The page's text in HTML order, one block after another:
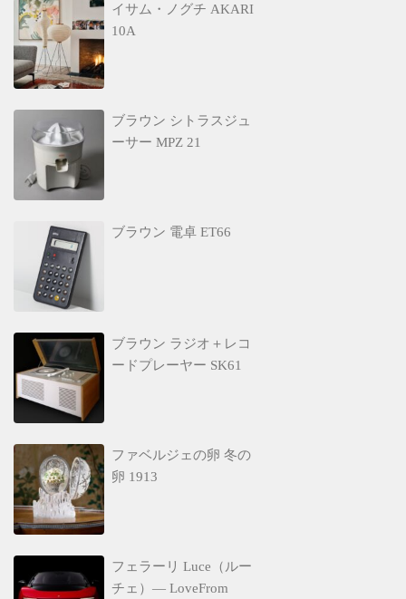
イサム・ノグチ AKARI
10A
ブラウン シトラスジュ
ーサー MPZ 21
ブラウン 電卓 ET66
ブラウン ラジオ＋レコ
ードプレーヤー SK61
ファベルジェの卵 冬の
卵 1913
フェラーリ Luce（ルー
チェ）— LoveFrom